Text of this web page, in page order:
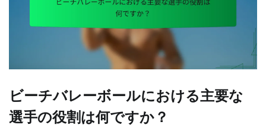
ビーチバレーボールにおける主要な
選手の役割は何ですか？